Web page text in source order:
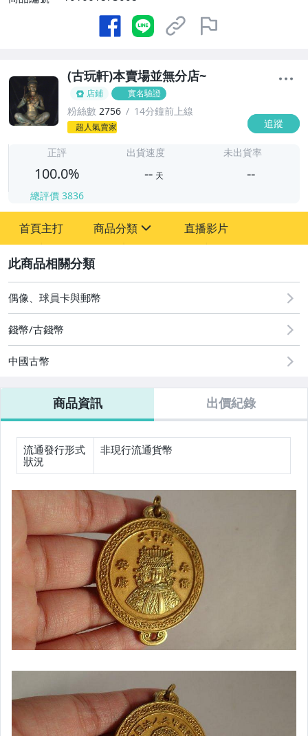
(古玩軒)本賣場並無分店~
店鋪 實名驗證
粉絲數 2756 14分鐘前上線
超人氣賣家 追蹤
-
正評
100.0%
總評價 3836
出貨速度
-- 天
未出貨率
--
首頁主打 商品分類
其它
直播影片
偶像、球員卡與郵幣
錢幣/古錢幣
中國古幣
商品資訊 出價紀錄
流通發行形式
狀況
非現行流通貨幣